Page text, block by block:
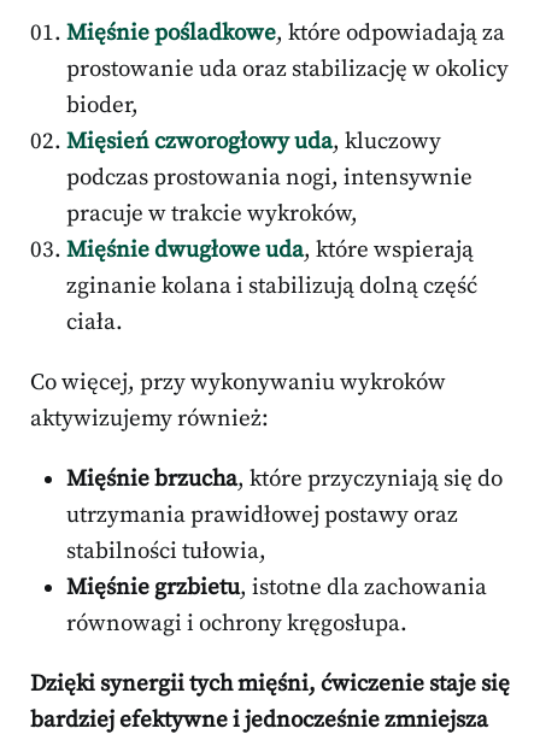
Mięśnie pośladkowe, które odpowiadają za
prostowanie uda oraz stabilizację w okolicy
bioder,
Mięsień czworogłowy uda, kluczowy
podczas prostowania nogi, intensywnie
pracuje w trakcie wykroków,
Mięśnie dwugłowe uda, które wspierają
zginanie kolana i stabilizują dolną część
ciała.
Co więcej, przy wykonywaniu wykroków
aktywizujemy również:
Mięśnie brzucha, które przyczyniają się do
utrzymania prawidłowej postawy oraz
stabilności tułowia,
Mięśnie grzbietu, istotne dla zachowania
równowagi i ochrony kręgosłupa.
Dzięki synergii tych mięśni, ćwiczenie staje się
bardziej efektywne i jednocześnie zmniejsza